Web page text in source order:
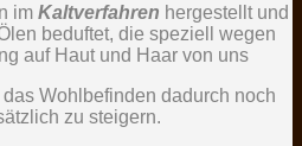
im Kaltverfahren hergestellt und
beduftet, die speziell wegen
auf Haut und Haar von uns
Wohlbefinden dadurch noch
zu steigern.